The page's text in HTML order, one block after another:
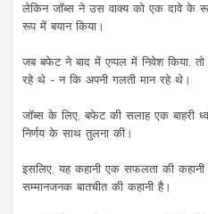
लेकिन जॉब्स ने उस वाक्य को एक दावे के
रूप में बयान किया।
जब बफेट ने बाद में एप्पल में निवेश किया,
रहे थे - न कि अपनी गलती मान रहे थे।
जॉब्स के लिए, बफेट की सलाह एक बाहरी
निर्णय के साथ तुलना की।
इसलिए, यह कहानी एक सफलता की कहानी
सम्मानजनक बातचीत की कहानी है।